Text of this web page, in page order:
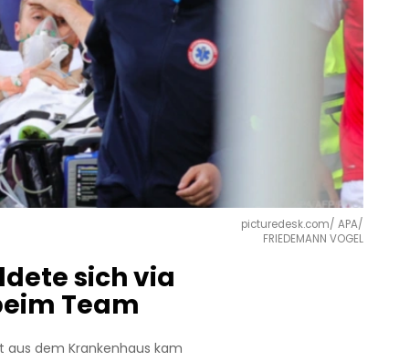
picturedesk.com/ APA/
FRIEDEMANN VOGEL
sich via
Team
aus dem Krankenhaus kam